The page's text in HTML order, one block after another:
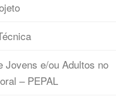
Jovens e/ou Adultos no
– PEPAL